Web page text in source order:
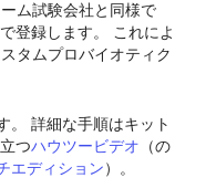
ム試験会社と同様で
登録します。 これによ
タムプロバイオティク
。 詳細な手順はキット
つハウツービデオ （の
エディション）。